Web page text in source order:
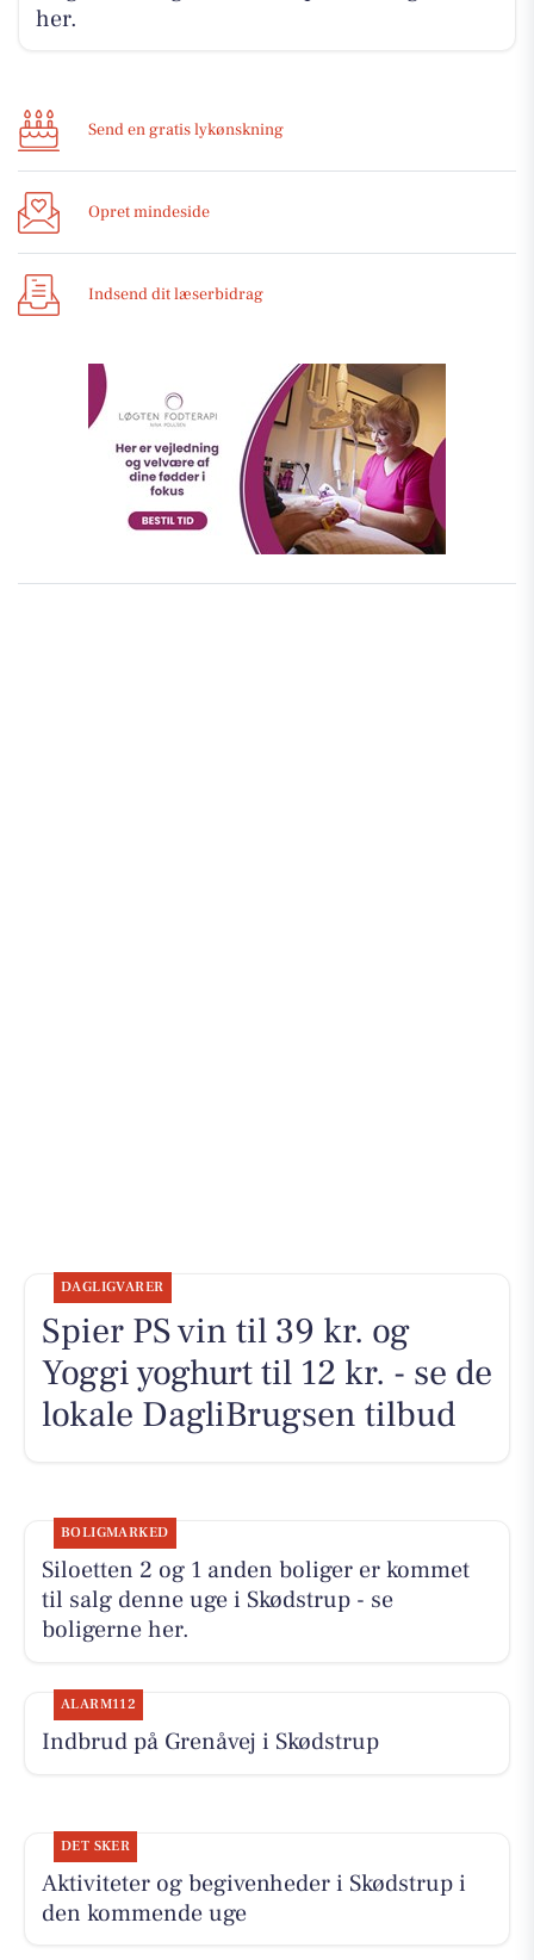
her.
Send en gratis lykønskning
Opret mindeside
Indsend dit læserbidrag
DAGLIGVARER
Spier PS vin til 39 kr. og
Yoggi yoghurt til 12 kr. - se de
lokale DagliBrugsen tilbud
BOLIGMARKED
Siloetten 2 og 1 anden boliger er kommet
til salg denne uge i Skødstrup - se
boligerne her.
ALARM112
Indbrud på Grenåvej i Skødstrup
DET SKER
Aktiviteter og begivenheder i Skødstrup i
den kommende uge